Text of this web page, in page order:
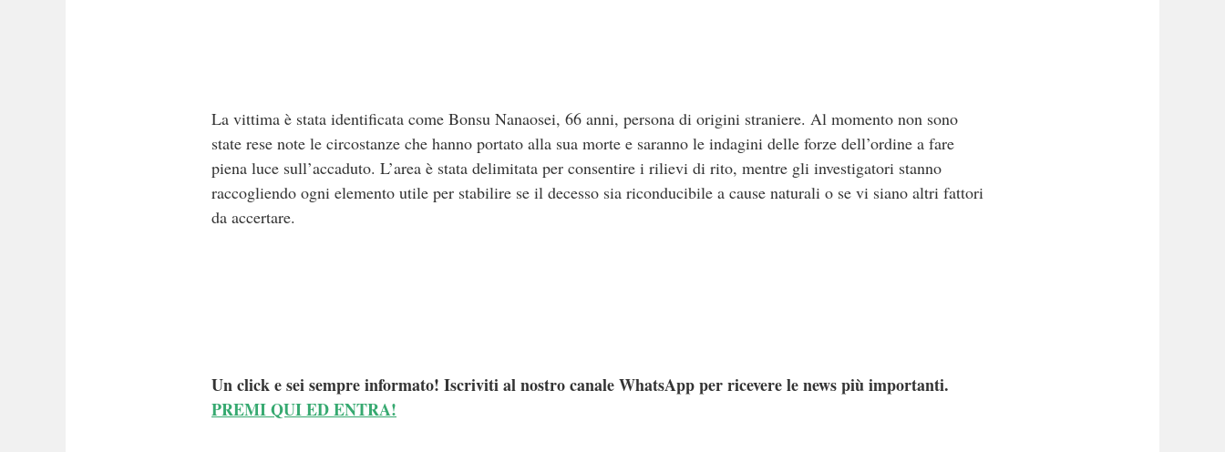
La vittima è stata identificata come Bonsu Nanaosei, 66 anni, persona di origini straniere. Al momento non sono
state rese note le circostanze che hanno portato alla sua morte e saranno le indagini delle forze dell’ordine a fare
piena luce sull’accaduto. L’area è stata delimitata per consentire i rilievi di rito, mentre gli investigatori stanno
raccogliendo ogni elemento utile per stabilire se il decesso sia riconducibile a cause naturali o se vi siano altri fattori
da accertare.
Un click e sei sempre informato! Iscriviti al nostro canale WhatsApp per ricevere le news più importanti.
PREMI QUI ED ENTRA!